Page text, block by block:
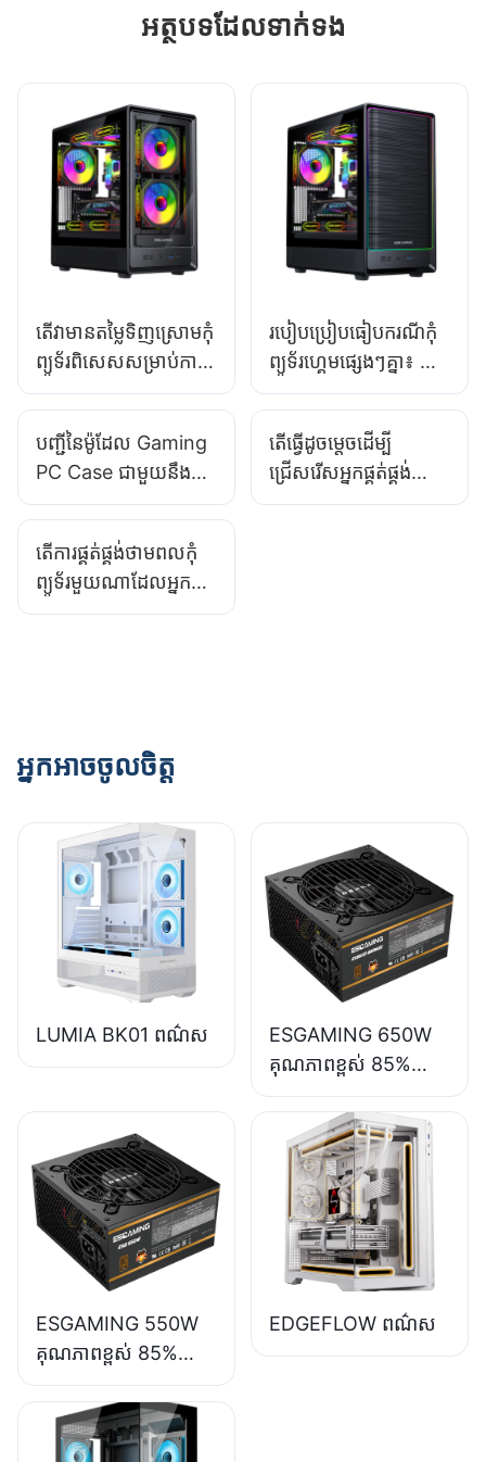
អត្ថបទ​ដែល​ទាក់ទង
តើវាមានតម្លៃទិញស្រោមកុំ
ព្យូទ័រពិសេសសម្រាប់ការ
បញ្ជាទិញច្រើនទេ?
របៀបប្រៀបធៀបករណីកុំ
ព្យូទ័រហ្គេមផ្សេងៗគ្នា៖ ការ
វិភាគមួយចំហៀង
បញ្ជីនៃម៉ូដែល Gaming
PC Case ជាមួយនឹង
តម្រងធូលី ដើម្បីងាយ
តើធ្វើដូចម្តេចដើម្បី
ជ្រើសរើសអ្នកផ្គត់ផ្គង់
ថាមពលកុំព្យូទ័រសម្រាប់
តើការផ្គត់ផ្គង់ថាមពលកុំ
ព្យូទ័រមួយណាដែលអ្នក
លេងហ្គេមតែងតែ
អ្នកអាចចូលចិត្ត
LUMIA BK01 ពណ៌ស
ESGAMING 650W
គុណភាពខ្ពស់ 85%
ប្រសិទ្ធភាព 80+
Bronze សម្រាប់កុំ
ព្យូទ័រលើតុ ផ្គត់ផ្គង់
ថាមពល ESB650W
ESGAMING 550W
គុណភាពខ្ពស់ 85%
ប្រសិទ្ធភាព 80+ សំរិទ្ធ
ផ្គត់ផ្គង់ថាមពលកុំ
ព្យូទ័រលើតុ ESB550W
EDGEFLOW ពណ៌ស